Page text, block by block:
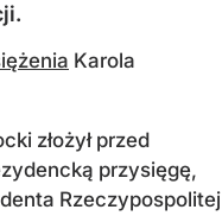
Karola
złożył przed
przysięgę,
Rzeczypospolitej